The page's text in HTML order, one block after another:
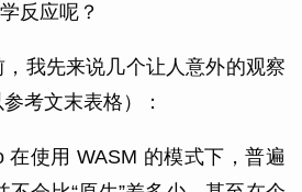
反应呢？
我先来说几个让人意外的观察
考文末表格）：
在使用 WASM 的模式下，普遍